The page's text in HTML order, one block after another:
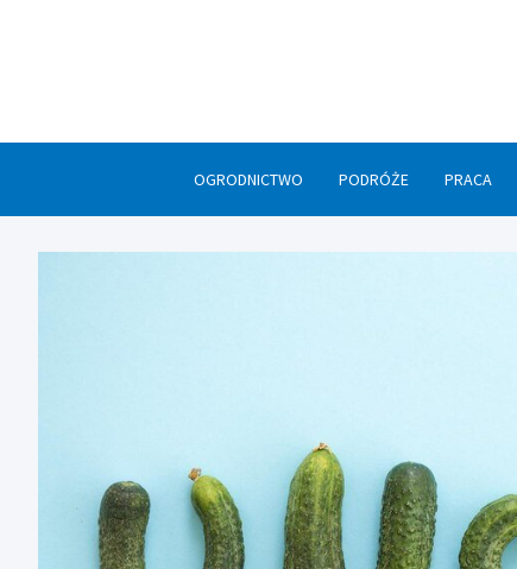
OGRODNICTWO PODRÓŻE PRACA